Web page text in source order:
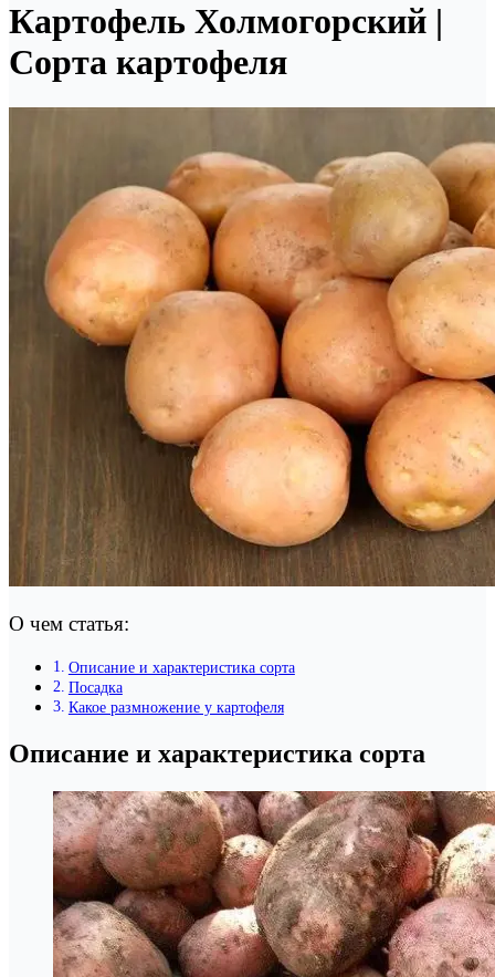
Картофель Холмогорский |
Сорта картофеля
О чем статья:
Описание и характеристика сорта
Посадка
Какое размножение у картофеля
Описание и характеристика сорта